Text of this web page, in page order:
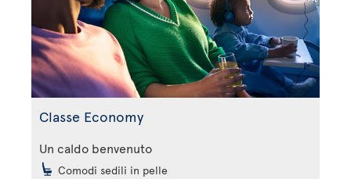
Classe Economy
Un caldo benvenuto
Comodi sedili in pelle